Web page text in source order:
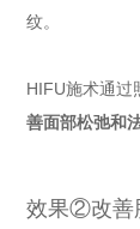
纹。
HIFU施术通过
善面部松弛和
效果②改善